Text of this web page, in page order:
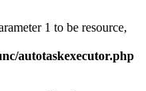
1 to be resource,
autotaskexecutor.php